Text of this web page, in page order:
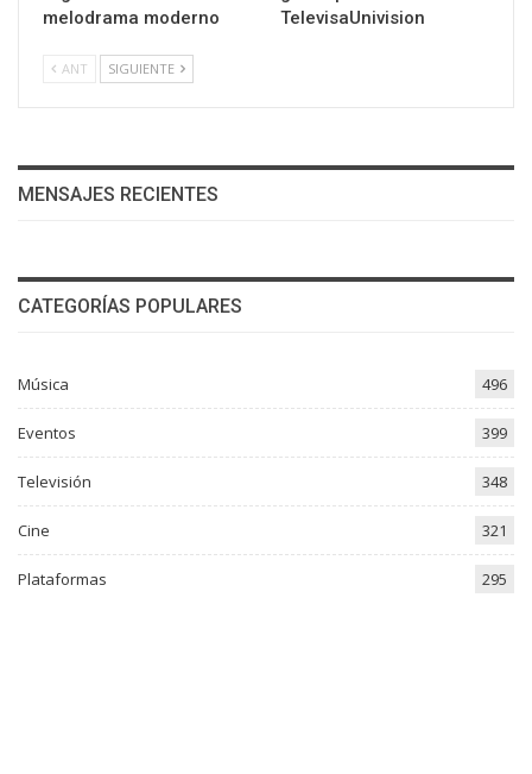
melodrama moderno
TelevisaUnivision
ANT SIGUIENTE
MENSAJES RECIENTES
CATEGORÍAS POPULARES
Música 496
Eventos 399
Televisión 348
Cine 321
Plataformas 295